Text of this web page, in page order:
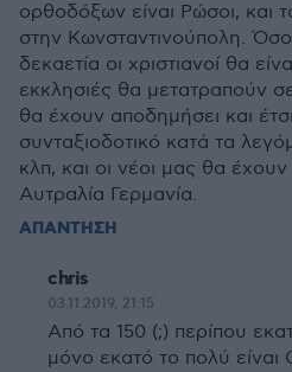
ορθοδόξων είναι Ρώσοι, και
στην Κωνσταντινούπολη.
δεκαετία οι χριστιανοί θα
εκκλησιές θα μετατραπούν
θα έχουν αποδημήσει και
συνταξιοδοτικό κατά τα
κλπ, και οι νέοι μας θα
Αυτραλία Γερμανία.
ΑΠΑΝΤΗΣΗ
chris
03.11.2019, 21:15
Από τα 150 (;) περίπου
μόνο εκατό το πολύ